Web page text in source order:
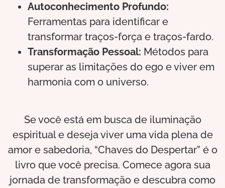
Autoconhecimento Profundo:
Ferramentas para identificar e
transformar traços-força e traços-fardo.
Transformação Pessoal: Métodos para
superar as limitações do ego e viver em
harmonia com o universo.
Se você está em busca de iluminação
espiritual e deseja viver uma vida plena de
amor e sabedoria, “Chaves do Despertar” é o
livro que você precisa. Comece agora sua
jornada de transformação e descubra como